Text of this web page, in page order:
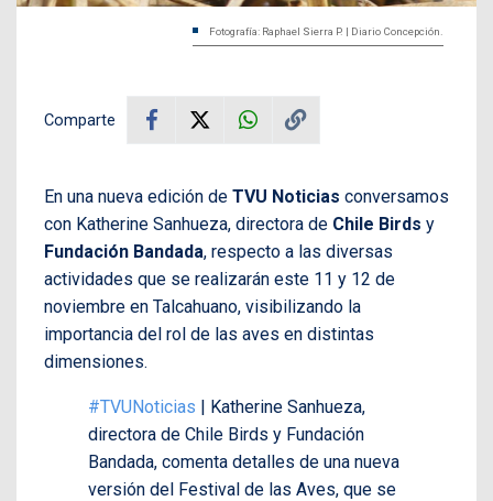
Fotografía: Raphael Sierra P. | Diario Concepción.
Comparte
En una nueva edición de TVU Noticias conversamos
con Katherine Sanhueza, directora de Chile Birds y
Fundación Bandada, respecto a las diversas
actividades que se realizarán este 11 y 12 de
noviembre en Talcahuano, visibilizando la
importancia del rol de las aves en distintas
dimensiones.
#TVUNoticias | Katherine Sanhueza,
directora de Chile Birds y Fundación
Bandada, comenta detalles de una nueva
versión del Festival de las Aves, que se